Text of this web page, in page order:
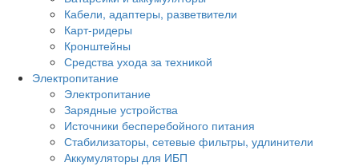
Кабели, адаптеры, разветвители
Карт-ридеры
Кронштейны
Средства ухода за техникой
Электропитание
Электропитание
Зарядные устройства
Источники бесперебойного питания
Стабилизаторы, сетевые фильтры, удлинители
Аккумуляторы для ИБП